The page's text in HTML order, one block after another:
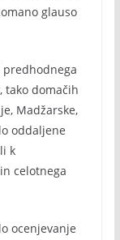
glauso
tako domačih
Madžarske,
oddaljene
k
celotnega
ocenjevanje